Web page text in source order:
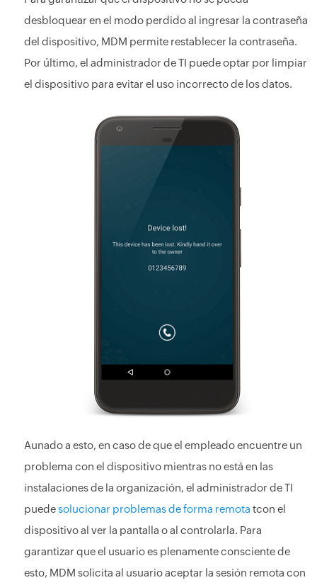
desbloquear en el modo perdido al ingresar la contraseña
del dispositivo, MDM permite restablecer la contraseña.
Por último, el administrador de TI puede optar por limpiar
el dispositivo para evitar el uso incorrecto de los datos.
Aunado a esto, en caso de que el empleado encuentre un
problema con el dispositivo mientras no está en las
instalaciones de la organización, el administrador de TI
puedesolucionar problemas de forma remota tcon el
dispositivo al ver la pantalla o al controlarla. Para
garantizar que el usuario es plenamente consciente de
esto, MDM solicita al usuario aceptar la sesión remota con